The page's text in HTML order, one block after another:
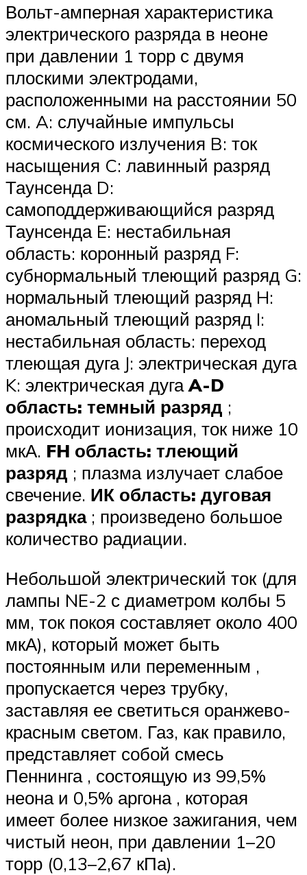
Вольт-амперная характеристика
электрического разряда в неоне
при давлении 1 торр с двумя
плоскими электродами,
расположенными на расстоянии 50
см. A: случайные импульсы
космического излучения B: ток
насыщения C: лавинный разряд
Таунсенда D:
самоподдерживающийся разряд
Таунсенда E: нестабильная
область: коронный разряд F:
субнормальный тлеющий разряд G:
нормальный тлеющий разряд H:
аномальный тлеющий разряд I:
нестабильная область: переход
тлеющая дуга J: электрическая дуга
K: электрическая дугаA-D
область: темный разряд ;
происходит ионизация, ток ниже 10
мкА. FH область: тлеющий
разряд ; плазма излучает слабое
свечение. ИК область: дуговая
разрядка; произведено большое
количество радиации.
Небольшой электрический ток (для
лампы NE-2 с диаметром колбы 5
мм, ток покоя составляет около 400
мкА), который может быть
постоянным или переменным ,
пропускается через трубку,
заставляя ее светиться оранжево-
красным светом. Газ, как правило,
представляет собой смесь
Пеннинга , состоящую из 99,5%
неона и 0,5% аргона , которая
имеет более низкое зажигания, чем
чистый неон, при давлении 1–20
торр (0,13–2,67 кПа).